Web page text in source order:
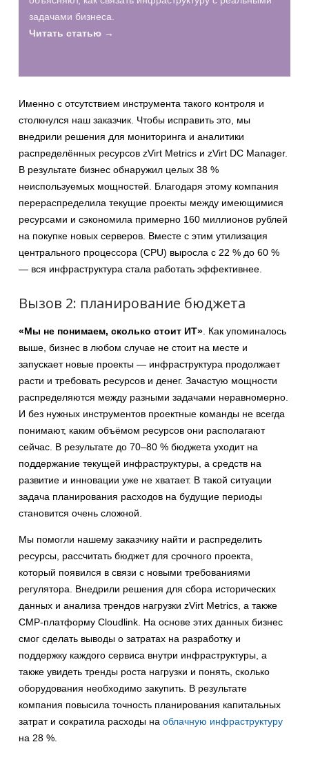
задачами бизнеса.
Читать статью →
Именно с отсутствием инструмента такого контроля и
столкнулся наш заказчик. Чтобы исправить это, мы
внедрили решения для мониторинга и аналитики
распределённых ресурсов zVirt Metrics и zVirt DC Manager.
В результате бизнес обнаружил целых 38 %
неиспользуемых мощностей. Благодаря этому компания
перераспределила текущие проекты между имеющимися
ресурсами и сэкономила примерно 160 миллионов рублей
на покупке новых серверов. Вместе с этим утилизация
центрального процессора (CPU) выросла с 22 % до 60 %
— вся инфраструктура стала работать эффективнее.
Вызов 2: планирование бюджета
«Мы не понимаем, сколько стоит ИТ». Как упоминалось
выше, бизнес в любом случае не стоит на месте и
запускает новые проекты — инфраструктура продолжает
расти и требовать ресурсов и денег. Зачастую мощности
распределяются между разными задачами неравномерно.
И без нужных инструментов проектные команды не всегда
понимают, каким объёмом ресурсов они располагают
сейчас. В результате до 70–80 % бюджета уходит на
поддержание текущей инфраструктуры, а средств на
развитие и инновации уже не хватает. В такой ситуации
задача планирования расходов на будущие периоды
становится очень сложной.
Мы помогли нашему заказчику найти и распределить
ресурсы, рассчитать бюджет для срочного проекта,
который появился в связи с новыми требованиями
регулятора. Внедрили решения для сбора исторических
данных и анализа трендов нагрузки zVirt Metrics, а также
CMP-платформу Cloudlink. На основе этих данных бизнес
смог сделать выводы о затратах на разработку и
поддержку каждого сервиса внутри инфраструктуры, а
также увидеть тренды роста нагрузки и понять, сколько
оборудования необходимо закупить. В результате
компания повысила точность планирования капитальных
затрат и сократила расходы на облачную инфраструктуру
на 28 %.